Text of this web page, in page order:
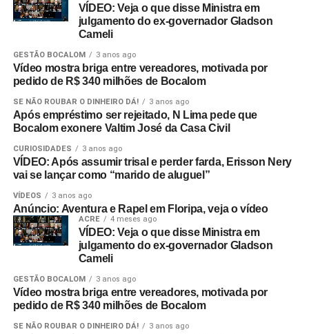
VÍDEO: Veja o que disse Ministra em
julgamento do ex-governador Gladson
Cameli
GESTÃO BOCALOM 3 anos ago
Vídeo mostra briga entre vereadores, motivada por
pedido de R$ 340 milhões de Bocalom
SE NÃO ROUBAR O DINHEIRO DÁ! 3 anos ago
Após empréstimo ser rejeitado, N Lima pede que
Bocalom exonere Valtim José da Casa Civil
CURIOSIDADES 3 anos ago
VÍDEO: Após assumir trisal e perder farda, Erisson Nery
vai se lançar como “marido de aluguel”
VÍDEOS 3 anos ago
Anúncio: Aventura e Rapel em Floripa, veja o vídeo
ACRE 4 meses ago
VÍDEO: Veja o que disse Ministra em
julgamento do ex-governador Gladson
Cameli
GESTÃO BOCALOM 3 anos ago
Vídeo mostra briga entre vereadores, motivada por
pedido de R$ 340 milhões de Bocalom
SE NÃO ROUBAR O DINHEIRO DÁ! 3 anos ago